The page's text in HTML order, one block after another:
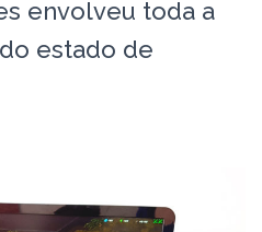
envolveu toda a
estado de